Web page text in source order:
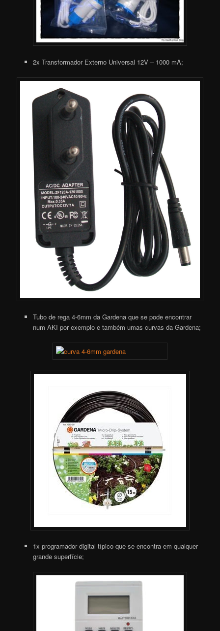
2x Transformador Externo Universal 12V – 1000 mA;
Tubo de rega 4-6mm da Gardena que se pode encontrar
num AKI por exemplo e também umas curvas da Gardena;
1x programador digital típico que se encontra em qualquer
grande superfície;